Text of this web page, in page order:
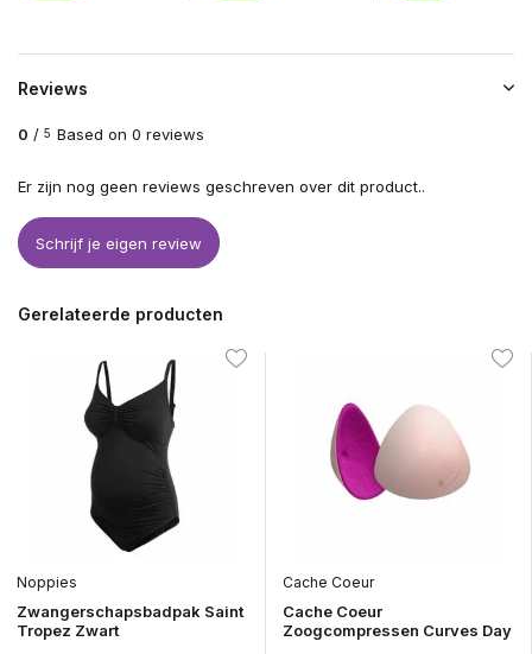
Reviews
0 / 5 Based on 0 reviews
Er zijn nog geen reviews geschreven over dit product..
Schrijf je eigen review
Gerelateerde producten
Noppies
Zwangerschapsbadpak Saint
Tropez Zwart
Cache Coeur
Cache Coeur
Zoogcompressen Curves Day